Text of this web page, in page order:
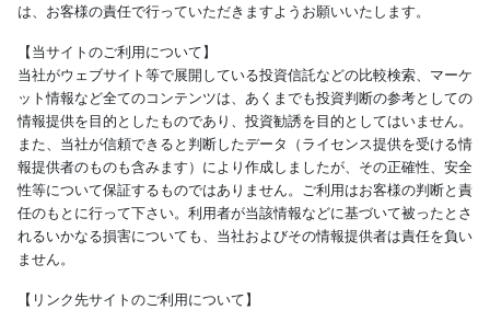
は、お客様の責任で行っていただきますようお願いいたします。
【当サイトのご利用について】
当社がウェブサイト等で展開している投資信託などの比較検索、マーケ
ット情報など全てのコンテンツは、あくまでも投資判断の参考としての
情報提供を目的としたものであり、投資勧誘を目的としてはいません。
また、当社が信頼できると判断したデータ（ライセンス提供を受ける情
報提供者のものも含みます）により作成しましたが、その正確性、安全
性等について保証するものではありません。ご利用はお客様の判断と責
任のもとに行って下さい。利用者が当該情報などに基づいて被ったとさ
れるいかなる損害についても、当社およびその情報提供者は責任を負い
ません。
【リンク先サイトのご利用について】